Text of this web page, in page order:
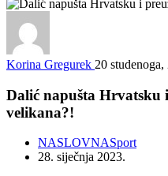
Korina Gregurek 20 studenoga,
Dalić napušta Hrvatsku
velikana?!
NASLOVNASport
28. siječnja 2023.